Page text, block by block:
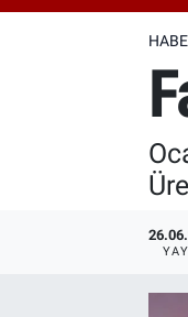
Özel Haberler
Özel Haberler
Haber Arşivi